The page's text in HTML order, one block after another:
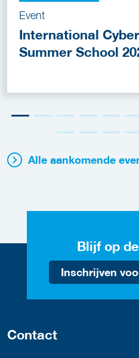
Event
International
Summer School
Alle aankomende
Blijf op
Inschrijven
Contact